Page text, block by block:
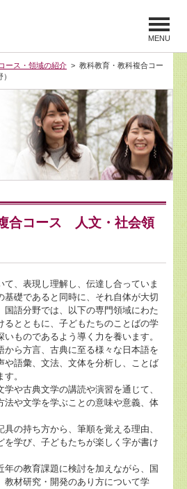
MENU
ース・領域の紹介 > 教科教育・教科複合コー
合コース 人文・社会領
、表現し理解し、伝達し合っていま
基礎であると同時に、それ自体が大切
国語分野では、以下の専門領域にわた
るとともに、子どもたちのことばの学
ものであるよう導く力を養います。
ら方言、古典に至る様々な日本語を
や語彙、文法、文体を分析し、ことば
。
や古典文学の講読や演習を通じて、
法や文学を学ぶことの意味や意義、体
の持ち方から、筆順を覚える理由、
を学び、子どもたちが楽しく字が書け
の教育課題に検討を加えながら、国
教材研究・開発のあり方について学